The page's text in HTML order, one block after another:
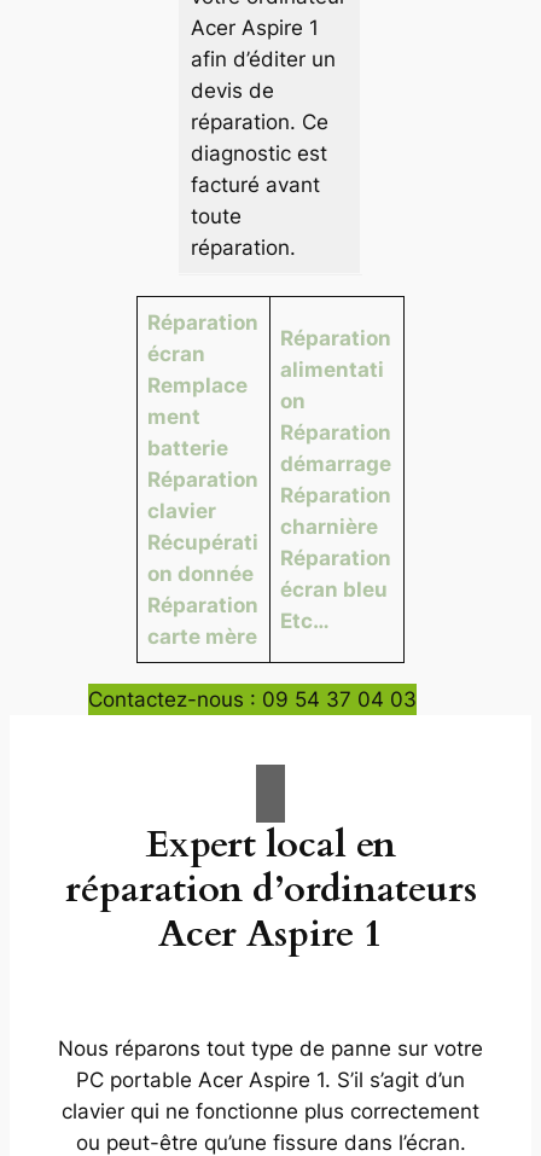
Acer Aspire 1
afin d’éditer un
devis de
réparation. Ce
diagnostic est
facturé avant
toute
réparation.
Réparation
écran
Remplace
ment
batterie
Réparation
clavier
Récupérati
on donnée
Réparation
carte mère
Réparation
alimentati
on
Réparation
démarrage
Réparation
charnière
Réparation
écran bleu
Etc…
Contactez-nous : 09 54 37 04 03
Expert local en
réparation d’ordinateurs
Acer Aspire 1
Nous réparons tout type de panne sur votre
PC portable Acer Aspire 1. S’il s’agit d’un
clavier qui ne fonctionne plus correctement
ou peut-être qu’une fissure dans l’écran.